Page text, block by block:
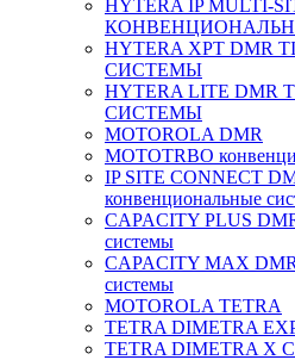
HYTERA IP MULTI-
HYTERA XPT DMR
СИСТЕМЫ
HYTERA LITE
СИСТЕМЫ
MOTOROLA DMR
MOTOTRBO
IP SITE CONNECT
конвенциональные
CAPACITY PLUS
системы
CAPACITY MAX
системы
MOTOROLA TETRA
TETRA DIMETRA
TETRA DIMETRA X